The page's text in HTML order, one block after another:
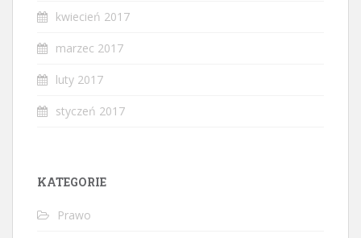
kwiecień 2017
marzec 2017
luty 2017
styczeń 2017
KATEGORIE
Prawo